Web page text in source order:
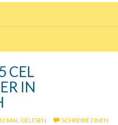
CEL
IN
MAL GELESEN
SCHREIBE EINEN